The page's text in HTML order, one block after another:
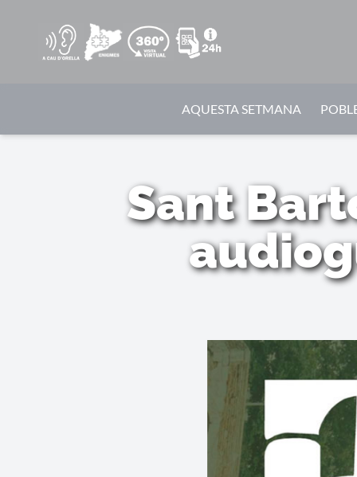
AQUESTA SETMANA
Sant